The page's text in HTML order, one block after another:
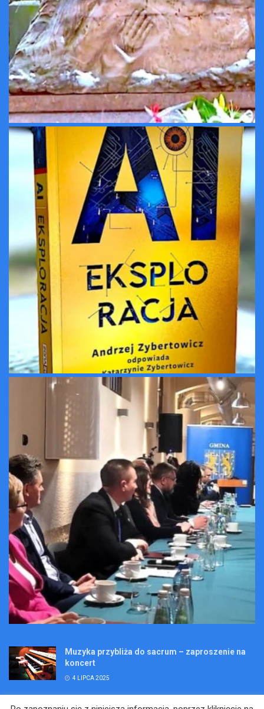
Muzyka przybliża do sacrum – zaproszenie na
koncert
4 LIPCA 2025